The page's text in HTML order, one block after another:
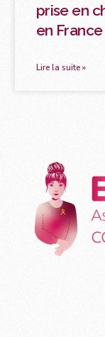
prise en
en France
Lire la suite »